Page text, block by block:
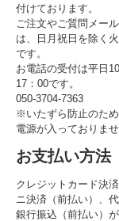
付けております。
ご注文やご質問メー
は、日月祝日を除く
です。
お電話の受付は平日
17：00です。
050-3704-7363
※いたずら防止のた
電源が入っておりませ
お支払い方法
クレジットカード決
ニ決済（前払い）、代
銀行振込（前払い）